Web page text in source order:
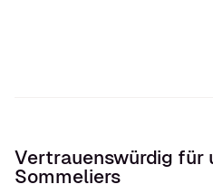
Vertrauenswürdig für
Sommeliers